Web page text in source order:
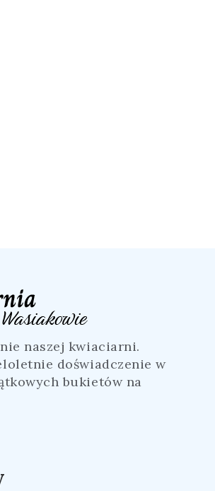
naszej kwiaciarni.
doświadczenie w
bukietów na